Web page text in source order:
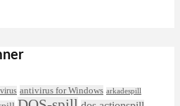
antivirus for Windows arkadespill